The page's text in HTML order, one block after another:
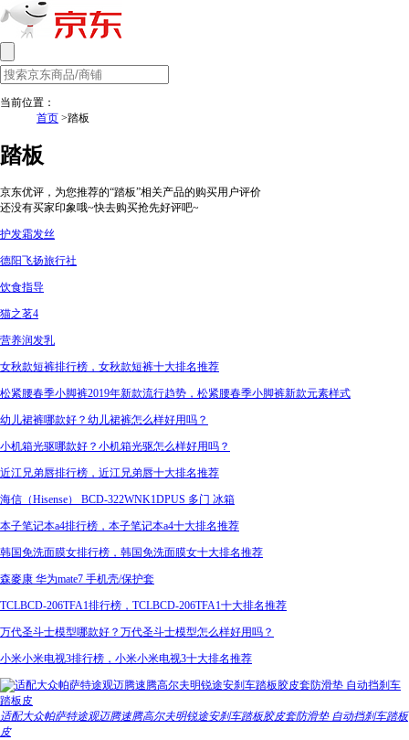
当前位置：
首页 >踏板
踏板
京东优评，为您推荐的“踏板”相关产品的购买用户评价
还没有买家印象哦~快去购买抢先好评吧~
护发霜发丝
德阳飞扬旅行社
饮食指导
猫之茗4
营养润发乳
女秋款短裤排行榜，女秋款短裤十大排名推荐
松紧腰春季小脚裤2019年新款流行趋势，松紧腰春季小脚裤新款元素样式
幼儿裙裤哪款好？幼儿裙裤怎么样好用吗？
小机箱光驱哪款好？小机箱光驱怎么样好用吗？
近江兄弟唇排行榜，近江兄弟唇十大排名推荐
海信（Hisense） BCD-322WNK1DPUS 多门 冰箱
本子笔记本a4排行榜，本子笔记本a4十大排名推荐
韩国免洗面膜女排行榜，韩国免洗面膜女十大排名推荐
森麥康 华为mate7 手机壳/保护套
TCLBCD-206TFA1排行榜，TCLBCD-206TFA1十大排名推荐
万代圣斗士模型哪款好？万代圣斗士模型怎么样好用吗？
小米小米电视3排行榜，小米小米电视3十大排名推荐
适配大众帕萨特途观迈腾速腾高尔夫明锐途安刹车踏板胶皮套防滑垫 自动挡刹车踏板
皮